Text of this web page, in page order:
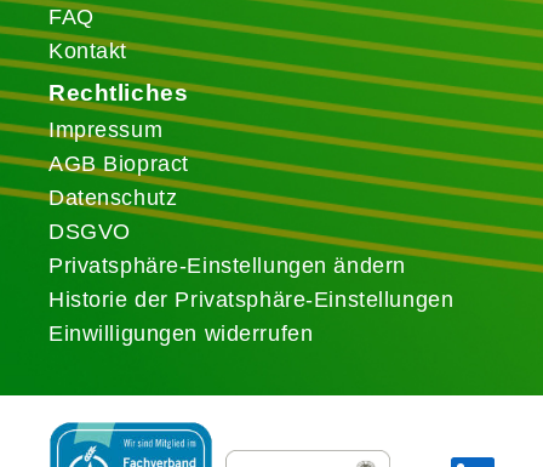
FAQ
Kontakt
Rechtliches
Impressum
AGB Biopract
Datenschutz
DSGVO
Privatsphäre-Einstellungen ändern
Historie der Privatsphäre-Einstellungen
Einwilligungen widerrufen